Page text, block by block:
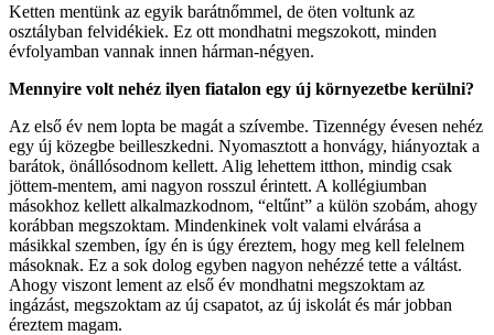
Ketten mentünk az egyik barátnőmmel, de öten voltunk az
osztályban felvidékiek. Ez ott mondhatni megszokott, minden
évfolyamban vannak innen hárman-négyen.
Mennyire volt nehéz ilyen fiatalon egy új környezetbe kerülni?
Az első év nem lopta be magát a szívembe. Tizennégy évesen nehéz
egy új közegbe beilleszkedni. Nyomasztott a honvágy, hiányoztak a
barátok, önállósodnom kellett. Alig lehettem itthon, mindig csak
jöttem-mentem, ami nagyon rosszul érintett. A kollégiumban
másokhoz kellett alkalmazkodnom, “eltűnt” a külön szobám, ahogy
korábban megszoktam. Mindenkinek volt valami elvárása a
másikkal szemben, így én is úgy éreztem, hogy meg kell felelnem
másoknak. Ez a sok dolog egyben nagyon nehézzé tette a váltást.
Ahogy viszont lement az első év mondhatni megszoktam az
ingázást, megszoktam az új csapatot, az új iskolát és már jobban
éreztem magam.